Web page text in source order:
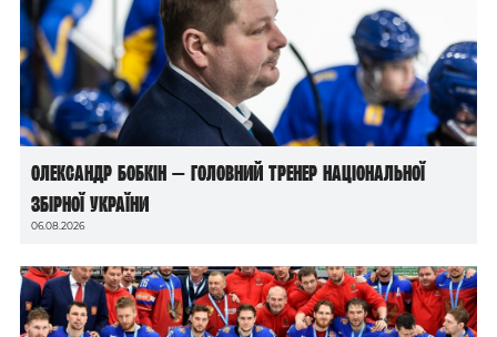
Олександр Бобкін — головний тренер національної
збірної України
06.08.2026